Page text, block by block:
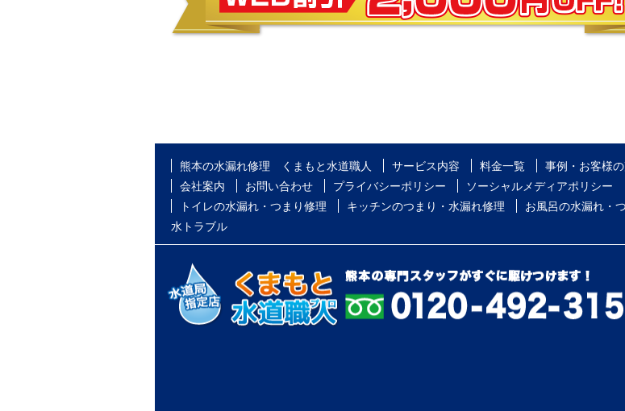
熊本の水漏れ修理 くまもと水道職人 サービス内容 料金一覧 事例・お客様
会社案内
お問い合わせ プライバシーポリシー
ソーシャルメディアポリシー
トイレの水漏れ・つまり修理
キッチンのつまり・水漏れ修理 お風呂の水漏れ・
水トラブル